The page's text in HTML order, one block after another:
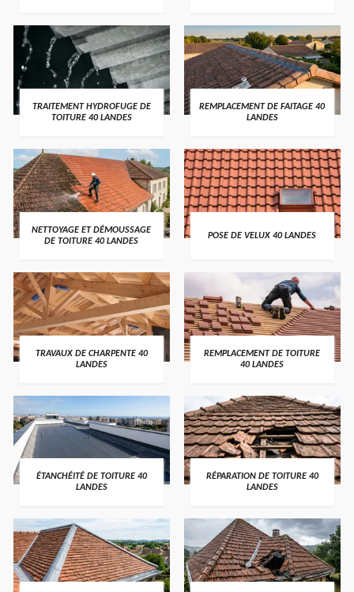
TRAITEMENT HYDROFUGE DE
TOITURE 40 LANDES
REMPLACEMENT DE FAITAGE 40
LANDES
NETTOYAGE ET DÉMOUSSAGE
DE TOITURE 40 LANDES
POSE DE VELUX 40 LANDES
TRAVAUX DE CHARPENTE 40
LANDES
REMPLACEMENT DE TOITURE
40 LANDES
ÉTANCHÉITÉ DE TOITURE 40
LANDES
RÉPARATION DE TOITURE 40
LANDES